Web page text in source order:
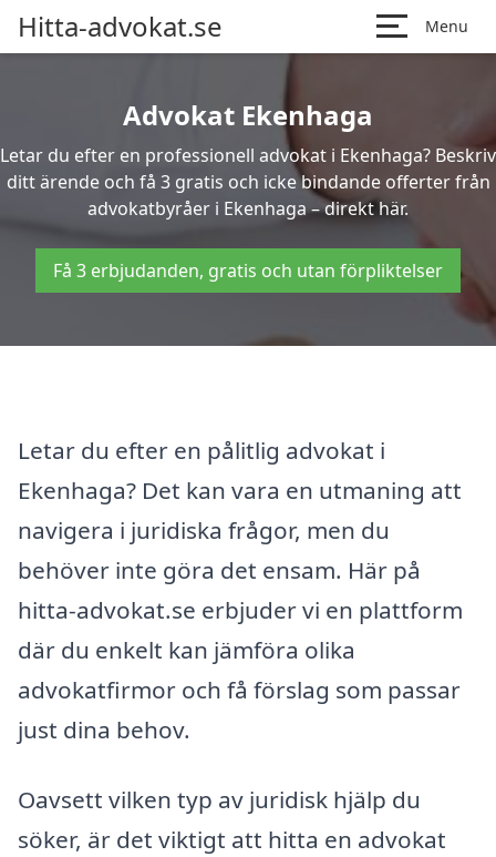
Hitta-advokat.se Menu
Advokat Ekenhaga
Letar du efter en professionell advokat i Ekenhaga? Beskriv
ditt ärende och få 3 gratis och icke bindande offerter från
advokatbyråer i Ekenhaga – direkt här.
Få 3 erbjudanden, gratis och utan förpliktelser
Letar du efter en pålitlig advokat i
Ekenhaga? Det kan vara en utmaning att
navigera i juridiska frågor, men du
behöver inte göra det ensam. Här på
hitta-advokat.se erbjuder vi en plattform
där du enkelt kan jämföra olika
advokatfirmor och få förslag som passar
just dina behov.
Oavsett vilken typ av juridisk hjälp du
söker, är det viktigt att hitta en advokat